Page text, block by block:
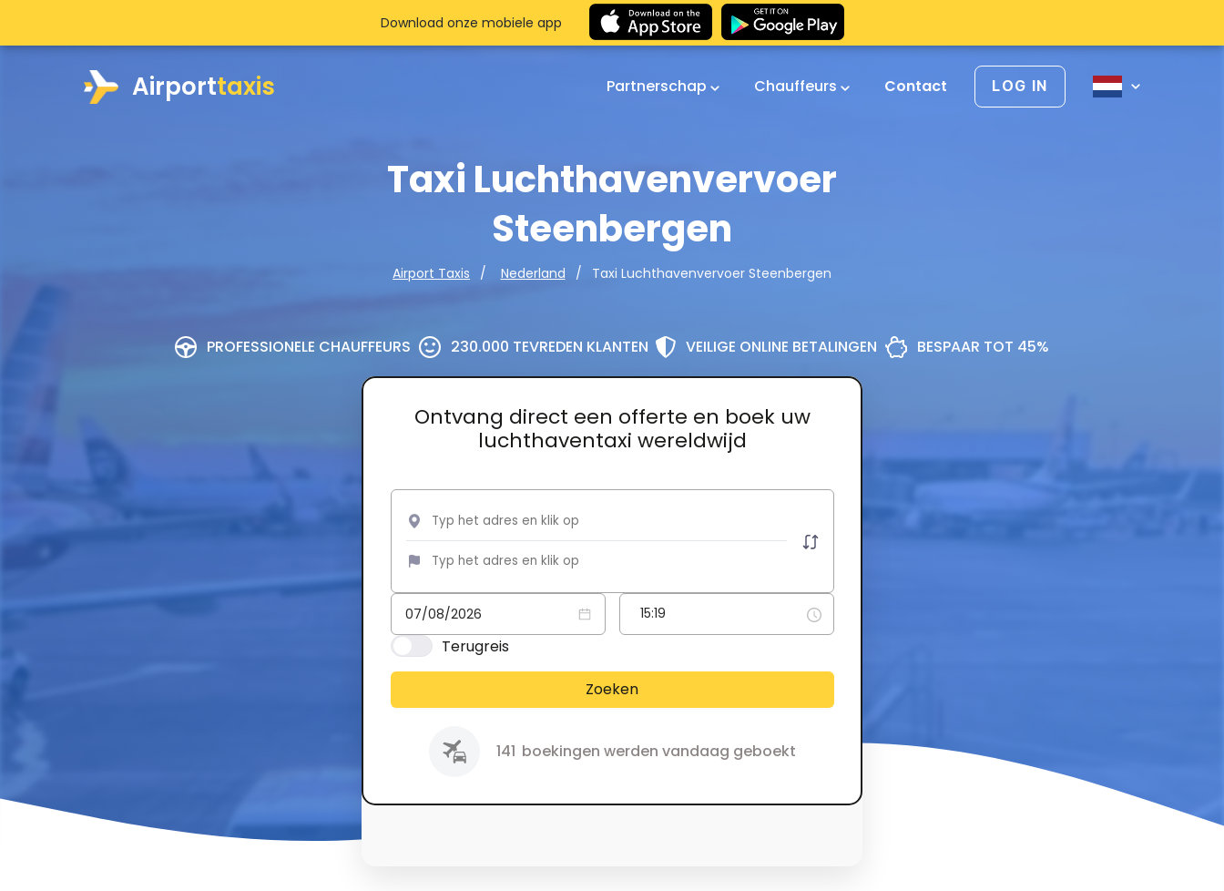
Airporttaxis Partnerschap Chauffeurs Contact LOG IN
Taxi Luchthavenvervoer
Steenbergen
Airport Taxis Nederland Taxi Luchthavenvervoer Steenbergen
PROFESSIONELE CHAUFFEURS 230.000 TEVREDEN KLANTEN VEILIGE ONLINE BETALINGEN BESPAAR TOT 45%
Ontvang direct een offerte en boek uw
luchthaventaxi wereldwijd
Terugreis
Zoeken
141 boekingen werden vandaag geboekt
Download onze mobiele app